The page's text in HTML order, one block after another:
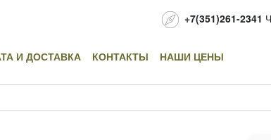
+7(351)261-2341
И ДОСТАВКА КОНТАКТЫ НАШИ ЦЕНЫ